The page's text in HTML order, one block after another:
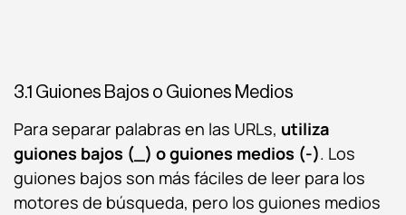
3.1 Guiones Bajos o Guiones Medios
Para separar palabras en las URLs, utiliza
guiones bajos (_) o guiones medios (-). Los
guiones bajos son más fáciles de leer para los
motores de búsqueda, pero los guiones medios